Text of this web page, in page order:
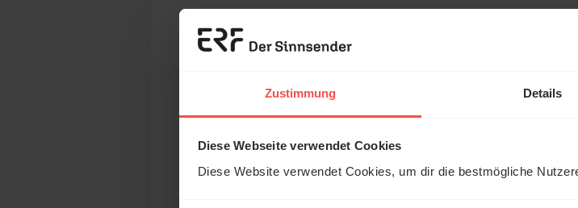
Zustimmung Details
Diese Webseite verwendet Cookies
Diese Website verwendet Cookies, um dir die bestmögliche
E-Mail:
Kommentar: